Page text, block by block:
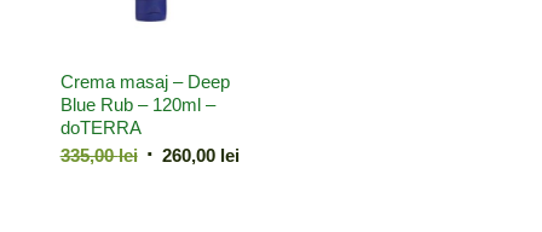
Crema masaj – Deep
Blue Rub – 120ml –
doTERRA
335,00lei Prețul
260,00 leiPrețul